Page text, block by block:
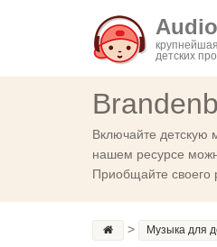
детских
Включайте детскую
нашем ресурсе
Приобщайте своего
> Музыка для